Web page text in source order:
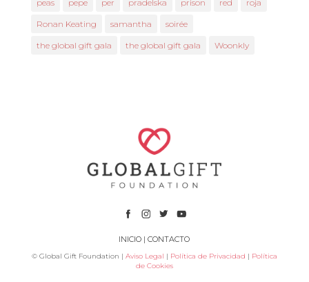
peas pepe per pradelska prison red roja
Ronan Keating samantha soirée
the global gift gala the global gift gala Woonkly
INICIO |CONTACTO
© Global Gift Foundation | Aviso Legal | Política de Privacidad | Política
de Cookies